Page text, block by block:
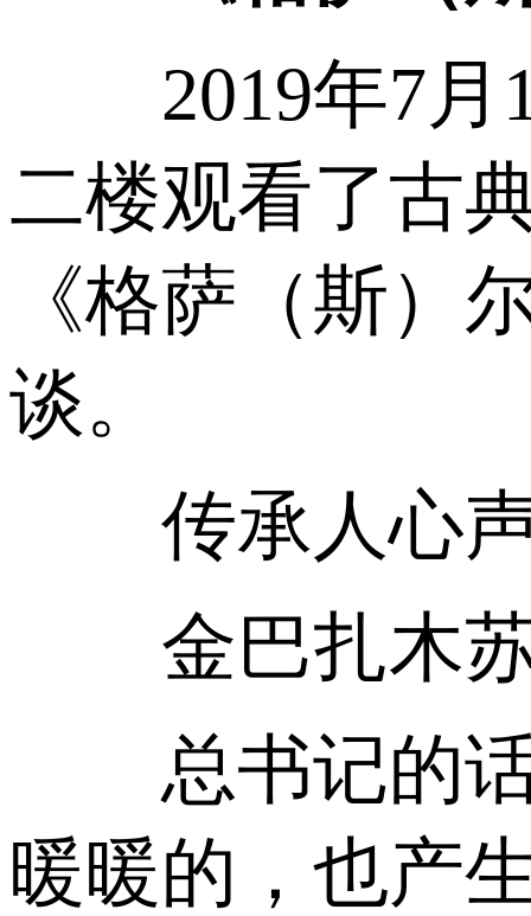
2019年7月
二楼观看了古
《格萨（斯）
谈。
传承人心
金巴扎木苏
总书记的话
暖暖的，也产